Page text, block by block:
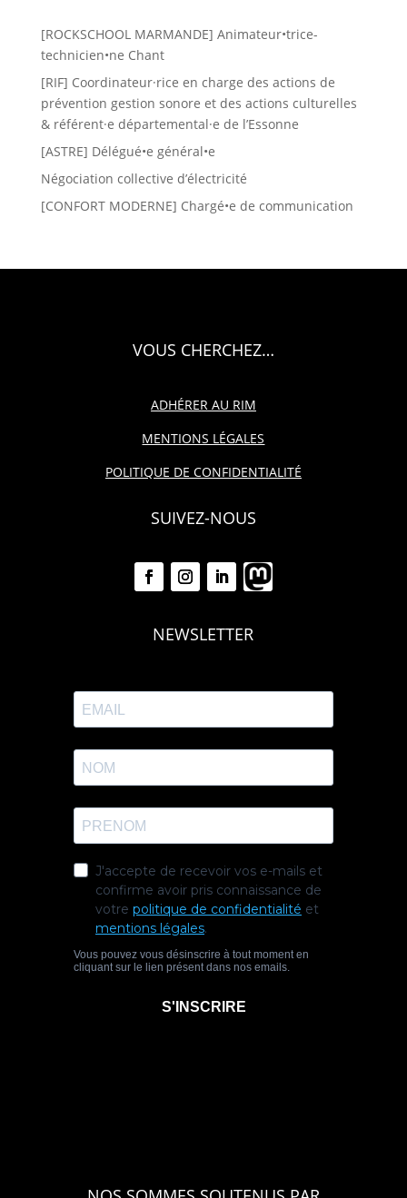
[ROCKSCHOOL MARMANDE] Animateur•trice-
technicien•ne Chant
[RIF] Coordinateur·rice en charge des actions de
prévention gestion sonore et des actions culturelles
& référent·e départemental·e de l’Essonne
[ASTRE] Délégué•e général•e
Négociation collective d’électricité
[CONFORT MODERNE] Chargé•e de communication
VOUS CHERCHEZ…
ADHÉRER AU RIM
MENTIONS LÉGALES
POLITIQUE DE CONFIDENTIALITÉ
SUIVEZ-NOUS
NEWSLETTER